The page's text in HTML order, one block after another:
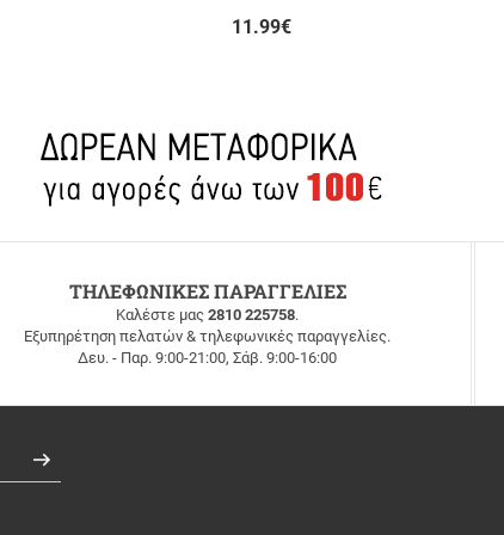
11.99€
ΤΗΛΕΦΩΝΙΚΕΣ ΠΑΡΑΓΓΕΛΙΕΣ
Καλέστε μας2810 225758.
Εξυπηρέτηση πελατών & τηλεφωνικές παραγγελίες.
Δευ. - Παρ. 9:00-21:00, Σάβ. 9:00-16:00
Εγγραφή